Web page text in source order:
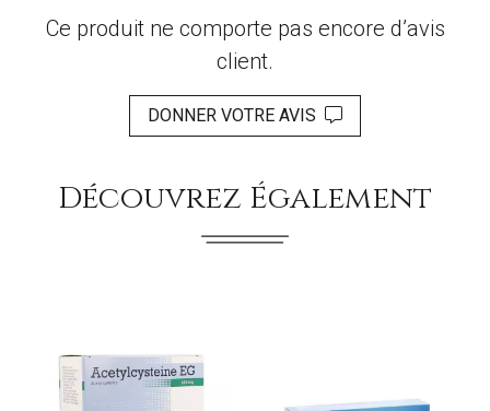
Ce produit ne comporte pas encore d’avis
client.
DONNER VOTRE AVIS
Découvrez Également